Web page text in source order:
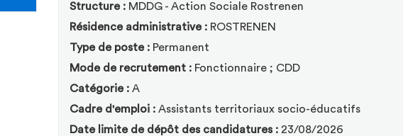
Structure : MDDG - Action Sociale Rostrenen
Résidence administrative : ROSTRENEN
Type de poste : Permanent
Mode de recrutement : Fonctionnaire ; CDD
Catégorie : A
Cadre d'emploi : Assistants territoriaux socio-éducatifs
Date limite de dépôt des candidatures : 23/08/2026